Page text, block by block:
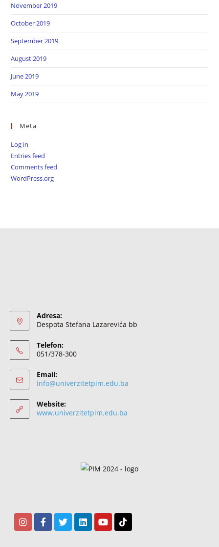
November 2019
October 2019
September 2019
August 2019
June 2019
May 2019
Meta
Log in
Entries feed
Comments feed
WordPress.org
Adresa:
Despota Stefana Lazarevića bb
Telefon:
051/378-300
Email:
info@univerzitetpim.edu.ba
Website:
www.univerzitetpim.edu.ba